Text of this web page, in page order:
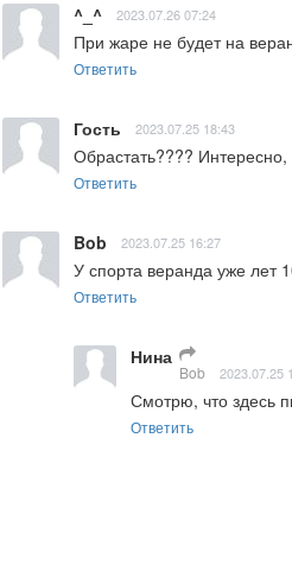
^_^ 2023.07.26 07:24
При жаре не будет на
Ответить
Гость 2023.07.25 18:43
Обрастать???? Интересно,
Ответить
Bob 2023.07.25 16:27
У спорта веранда уже лет
Ответить
Нина
Bob 2023.07.25
Смотрю, что здесь
Ответить